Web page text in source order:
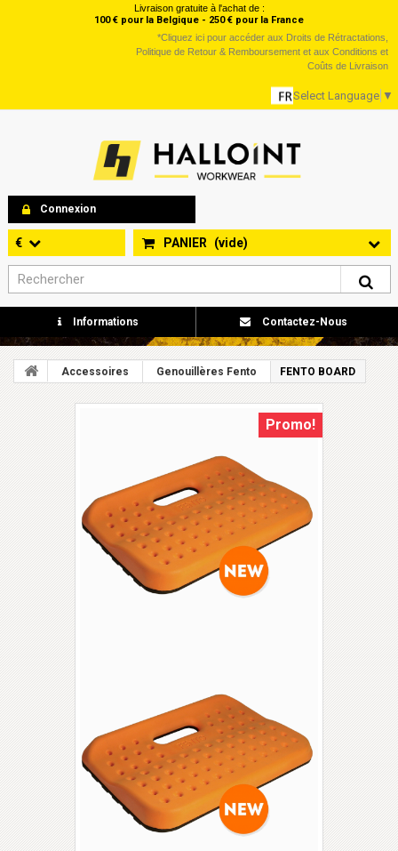
Livraison gratuite à l'achat de :
100 € pour la Belgique - 250 € pour la France
*Cliquez ici pour accéder aux Droits de Rétractations,
Politique de Retour & Remboursement et aux Conditions et
Coûts de Livraison
Select Language ▼
Connexion
PANIER (vide)
€
Informations Contactez-Nous
Accessoires Genouillères Fento FENTO BOARD
Promo!